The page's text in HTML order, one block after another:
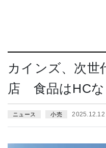
カインズ、次世
店 食品はHCな
ニュース 小売 2025.12.12